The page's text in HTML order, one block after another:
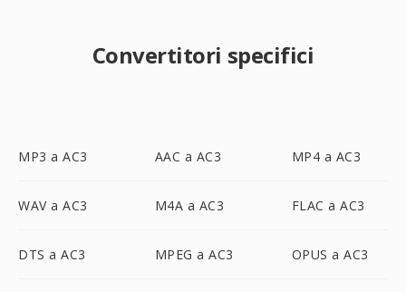
Convertitori specifici
MP3 a AC3 AAC a AC3 MP4 a AC3
WAV a AC3 M4A a AC3 FLAC a AC3
DTS a AC3 MPEG a AC3 OPUS a AC3